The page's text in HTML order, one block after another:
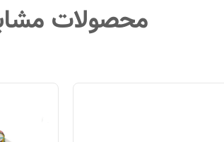
محصولات